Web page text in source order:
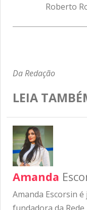
Roberto
Da Redação
LEIA
Amanda
Amanda Escorsin